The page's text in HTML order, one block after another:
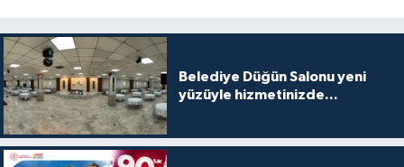
Belediye Düğün Salonu yeni
yüzüyle hizmetinizde...